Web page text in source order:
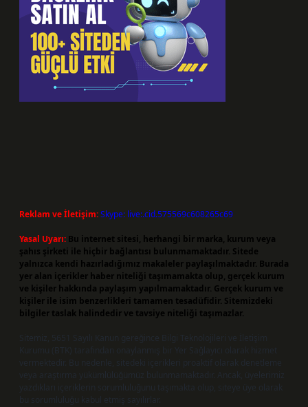
Reklam ve İletişim:Skype: live:.cid.575569c608265c69
Yasal Uyarı: Bu internet sitesi, herhangi bir marka, kurum veya
şahıs şirketi ile hiçbir bağlantısı bulunmamaktadır. Sitede
yalnızca kendi hazırladığımız makaleler paylaşılmaktadır. Burada
yer alan içerikler haber niteliği taşımamakta olup, gerçek kurum
ve kişiler hakkında paylaşım yapılmamaktadır. Gerçek kurum ve
kişiler ile isim benzerlikleri tamamen tesadüfidir. Sitemizdeki
bilgiler taslak halindedir ve tavsiye niteliği taşımazlar.
Sitemiz, 5651 Sayılı Kanun gereğince Bilgi Teknolojileri ve İletişim
Kurumu (BTK) tarafından onaylanmış bir Yer Sağlayıcı olarak hizmet
vermektedir. Bu nedenle, sitedeki içerikleri proaktif olarak denetleme
veya araştırma yükümlülüğümüz bulunmamaktadır. Ancak, üyelerimiz
yazdıkları içeriklerin sorumluluğunu taşımakta olup, siteye üye olarak
bu sorumluluğu kabul etmiş sayılırlar.